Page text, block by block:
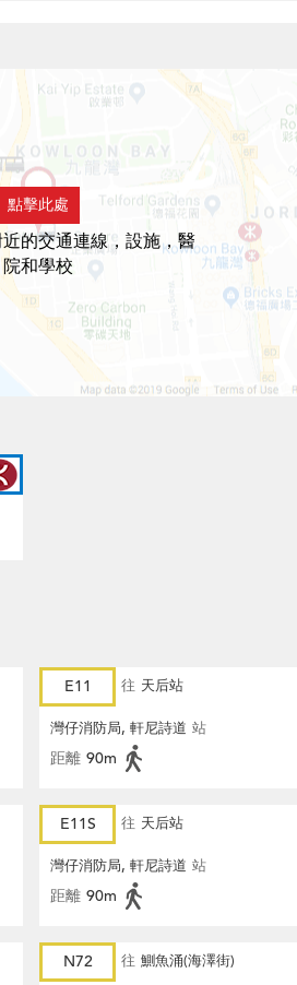
點擊此處
的交通連線，設施，醫
院和學校
E11 往 天后站
灣仔消防局, 軒尼詩道 站
距離 90m
E11S 往 天后站
灣仔消防局, 軒尼詩道 站
距離 90m
N72 往 鰂魚涌(海澤街)